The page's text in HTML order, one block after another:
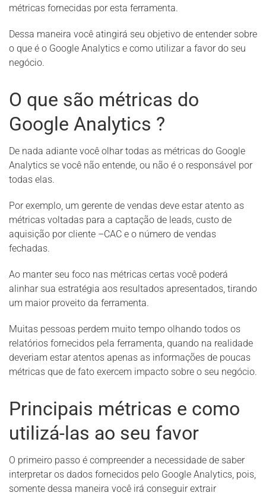
métricas fornecidas por esta ferramenta.
Dessa maneira você atingirá seu objetivo de entender sobre
o que é o Google Analytics e como utilizar a favor do seu
negócio.
O que são métricas do
Google Analytics ?
De nada adiante você olhar todas as métricas do Google
Analytics se você não entende, ou não é o responsável por
todas elas.
Por exemplo, um gerente de vendas deve estar atento as
métricas voltadas para a captação de leads, custo de
aquisição por cliente –CAC e o número de vendas
fechadas.
Ao manter seu foco nas métricas certas você poderá
alinhar sua estratégia aos resultados apresentados, tirando
um maior proveito da ferramenta.
Muitas pessoas perdem muito tempo olhando todos os
relatórios fornecidos pela ferramenta, quando na realidade
deveriam estar atentos apenas as informações de poucas
métricas que de fato exercem impacto sobre o seu negócio.
Principais métricas e como
utilizá-las ao seu favor
O primeiro passo é compreender a necessidade de saber
interpretar os dados fornecidos pelo Google Analytics, pois,
somente dessa maneira você irá conseguir extrair